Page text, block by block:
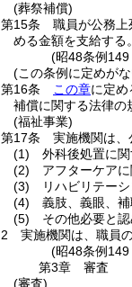
(葬祭補償)
第15条
職員が公務
める金額を支給する。
(昭48条例
(この条例に定めが
第16条
この章に定
補償に関する法律の
(福祉事業)
第17条
実施機関は、
(1)
外科後処置に
(2)
アフターケア
(3)
リハビリテー
(4)
義肢、義眼、
(5)
その他必要と
2
実施機関は、職員
(昭48条例
第3章
審査
(審査)